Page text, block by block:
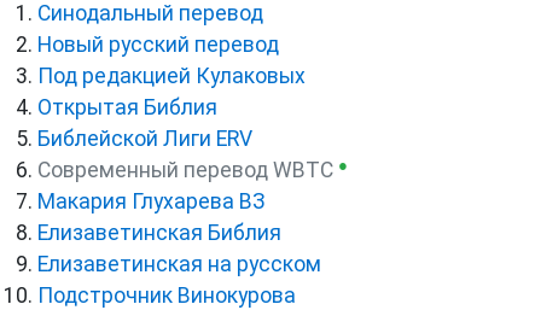
Синодальный перевод
Новый русский перевод
Под редакцией Кулаковых
Открытая Библия
Библейской Лиги ERV
Cовременный перевод WBTC ●
Макария Глухарева ВЗ
Елизаветинская Библия
Елизаветинская на русском
Подстрочник Винокурова